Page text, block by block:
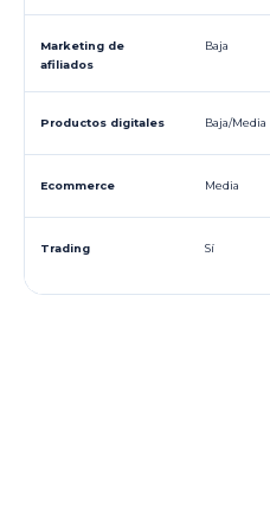
Marketing de
afiliados
Baja
Productos digitales Baja/Media
Ecommerce Media
Trading Sí